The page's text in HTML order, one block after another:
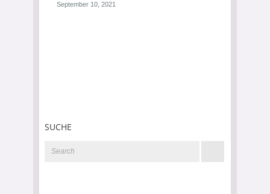
September 10, 2021
SUCHE